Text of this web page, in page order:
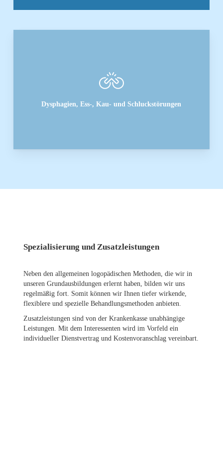
Dysphagien, Ess-, Kau- und Schluckstörungen
Spezialisierung und Zusatzleistungen
Neben den allgemeinen logopädischen Methoden, die wir in
unseren Grundausbildungen erlernt haben, bilden wir uns
regelmäßig fort. Somit können wir Ihnen tiefer wirkende,
flexiblere und spezielle Behandlungsmethoden anbieten.
Zusatzleistungen sind von der Krankenkasse unabhängige
Leistungen. Mit dem Interessenten wird im Vorfeld ein
individueller Dienstvertrag und Kostenvoranschlag vereinbart.